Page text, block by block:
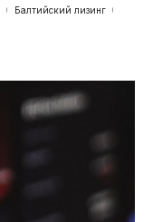
Балтийский лизинг